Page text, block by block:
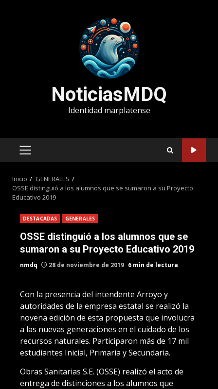
NoticiasMDQ
Identidad marplatense
MENÚ
Inicio
GENERALES
OSSE distinguió a los alumnos que se sumaron a su Proyecto
Educativo 2019
DESTACADAS GENERALES
OSSE distinguió a los alumnos que se
sumaron a su Proyecto Educativo 2019
nmdq 28 de noviembre de 2019 6 min de lectura
Con la presencia del intendente Arroyo y
autoridades de la empresa estatal se realizó la
novena edición de esta propuesta que involucra
a las nuevas generaciones en el cuidado de los
recursos naturales. Participaron más de 17 mil
estudiantes Inicial, Primaria y Secundaria.
Obras Sanitarias S.E. (OSSE) realizó el acto de
entrega de distinciones a los alumnos que